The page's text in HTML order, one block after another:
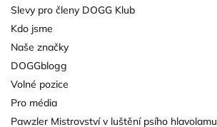
Slevy pro členy DOGG Klub
Kdo jsme
Naše značky
DOGGblogg
Volné pozice
Pro média
Pawzler Mistrovství v luštění psího hlavolamu